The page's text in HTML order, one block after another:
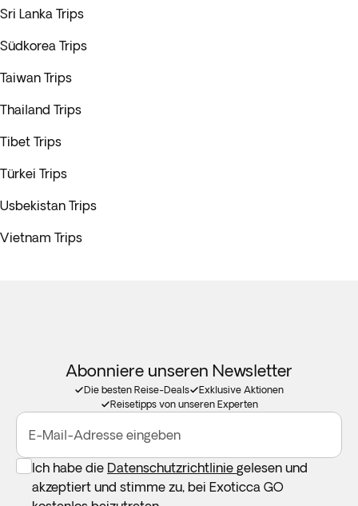
Sri Lanka Trips
Südkorea Trips
Taiwan Trips
Thailand Trips
Tibet Trips
Türkei Trips
Usbekistan Trips
Vietnam Trips
Abonniere unseren Newsletter
Die besten Reise-Deals
Exklusive Aktionen
Reisetipps von unseren Experten
E-Mail-Adresse eingeben
Ich habe die Datenschutzrichtlinie gelesen und
akzeptiert und stimme zu, bei Exoticca GO